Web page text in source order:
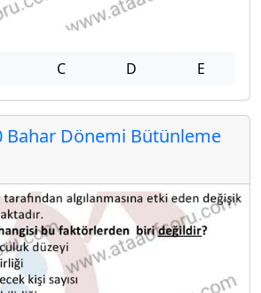
C D E
Bahar Dönemi Bütünleme